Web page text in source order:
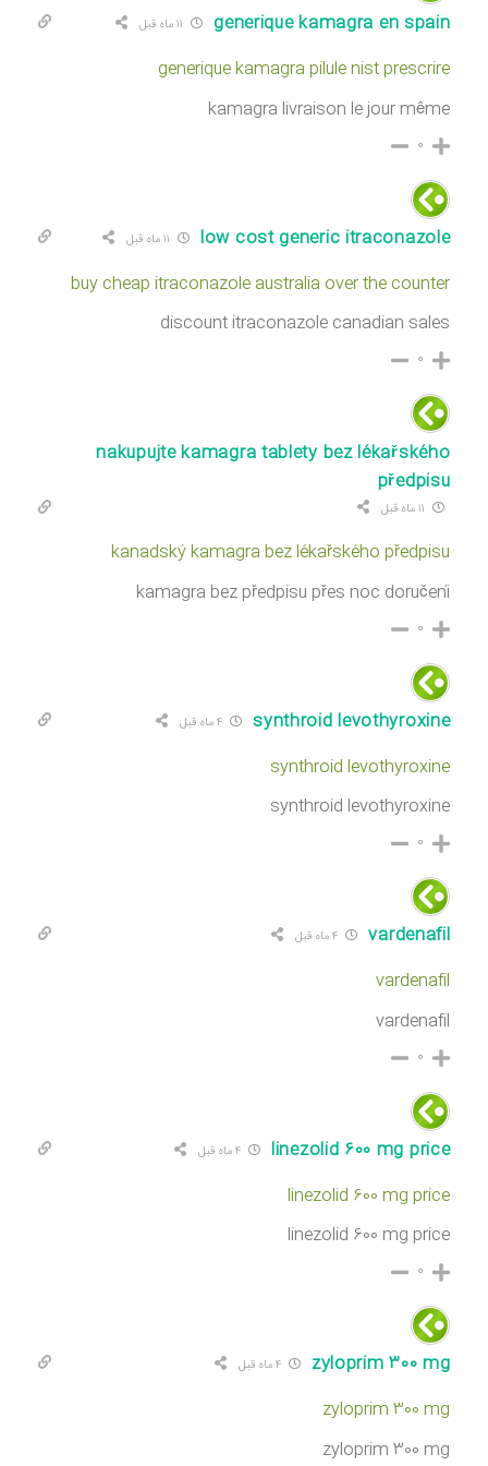
generique kamagra en spain
generique kamagra pilule nist prescrire
kamagra livraison le jour même
۰
low cost generic itraconazole
buy cheap itraconazole australia over the counter
discount itraconazole canadian sales
۰
nakupujte kamagra tablety bez lékařského
předpisu
kanadský kamagra bez lékařského předpisu
kamagra bez předpisu přes noc doručení
۰
synthroid levothyroxine
synthroid levothyroxine
synthroid levothyroxine
۰
vardenafil
vardenafil
vardenafil
۰
linezolid 600 mg price
linezolid 600 mg price
linezolid 600 mg price
۰
zyloprim 300 mg ۴ ماه قبل
zyloprim 300 mg
zyloprim 300 mg